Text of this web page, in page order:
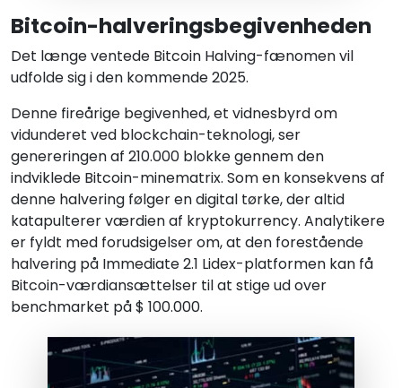
Bitcoin-halveringsbegivenheden
Det længe ventede Bitcoin Halving-fænomen vil
udfolde sig i den kommende 2025.
Denne fireårige begivenhed, et vidnesbyrd om
vidunderet ved blockchain-teknologi, ser
genereringen af 210.000 blokke gennem den
indviklede Bitcoin-minematrix. Som en konsekvens af
denne halvering følger en digital tørke, der altid
katapulterer værdien af kryptokurrency. Analytikere
er fyldt med forudsigelser om, at den forestående
halvering på Immediate 2.1 Lidex-platformen kan få
Bitcoin-værdiansættelser til at stige ud over
benchmarket på $ 100.000.